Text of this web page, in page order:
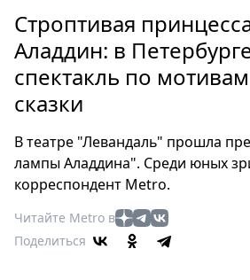
Россия
Мир
Здоровье
Мода
Театр
Кино
Афиша
Книги
Строптивая
Аладдин: в
спектакль по
сказки
В театре "Левандаль" прошла
лампы Аладдина". Среди юных
корреспондент Metro.
Читайте Metro в
Поделиться